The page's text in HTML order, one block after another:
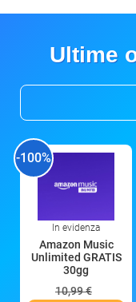
Ultime
-100%
In evidenza
Amazon Music
Unlimited GRATIS
30gg
10,99 €